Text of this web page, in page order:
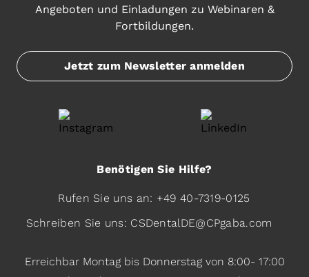
Angeboten und Einladungen zu Webinaren &
Fortbildungen.
Jetzt zum Newsletter anmelden
Öffnet in neuem Fenster
Benötigen Sie Hilfe?
Rufen Sie uns an: +49 40-7319-0125
Schreiben Sie uns: CSDentalDE@CPgaba.com
Erreichbar Montag bis Donnerstag von 8:00- 17:00